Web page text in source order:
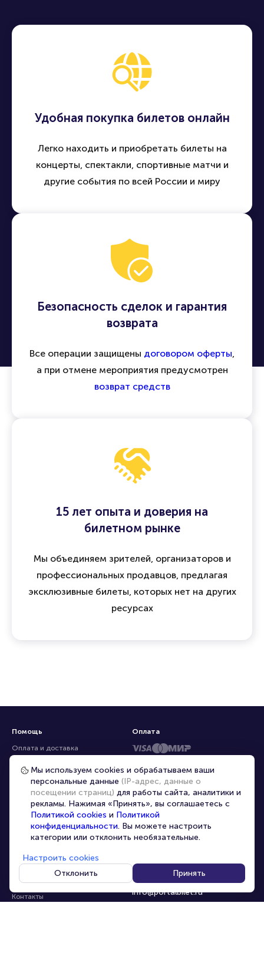
Удобная покупка билетов онлайн
Легко находить и приобретать билеты на
концерты, спектакли, спортивные матчи и
другие события по всей России и миру
Безопасность сделок и гарантия
возврата
Все операции защищены договором оферты,
а при отмене мероприятия предусмотрен
возврат средств
15 лет опыта и доверия на
билетном рынке
Мы объединяем зрителей, организаторов и
профессиональных продавцов, предлагая
эксклюзивные билеты, которых нет на других
ресурсах
Помощь
Оплата и доставка
Частые вопросы
Перепродажа билетов
Организаторам
Корпоративным клиентам
VIP-билеты
Персональные данные
О компании
Контакты
8-800-500-42-62
8-499-226-15-14
info@portalbilet.ru
С 10:00 до 21:00,
Оплата
Мы используем cookies и обрабатываем ваши
персональные данные (IP-адрес, данные о
посещении страниц) для работы сайта, аналитики и
рекламы. Нажимая «Принять», вы соглашаетесь с
Политикой cookies и Политикой
конфиденциальности. Вы можете настроить
категории или отклонить необязательные.
Настроить cookies
Отклонить
Принять